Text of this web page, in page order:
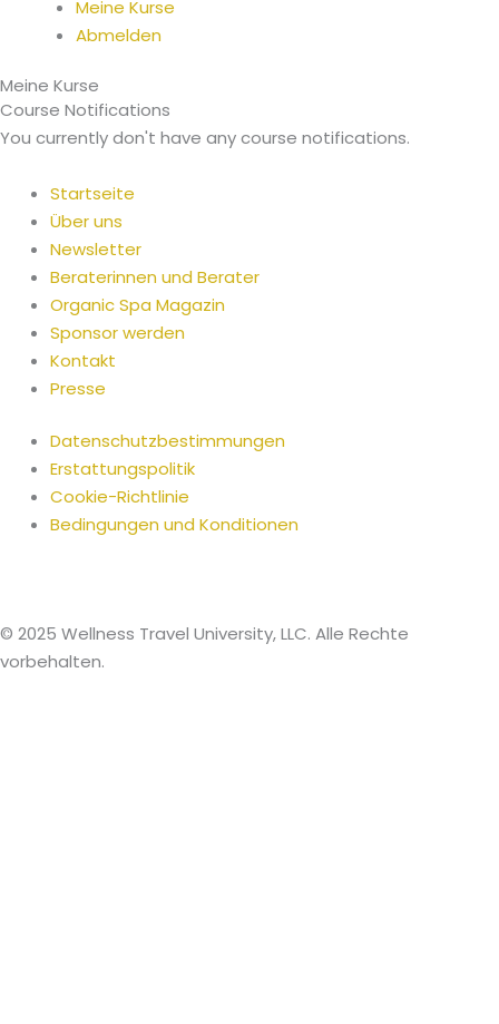
Meine Kurse
Abmelden
Meine Kurse
Course Notifications
You currently don't have any course notifications.
Menü
Startseite
Über uns
Newsletter
Beraterinnen und Berater
Organic Spa Magazin
Sponsor werden
Kontakt
Presse
Menü
Datenschutzbestimmungen
Erstattungspolitik
Cookie-Richtlinie
Bedingungen und Konditionen
© 2025 Wellness Travel University, LLC. Alle Rechte
vorbehalten.